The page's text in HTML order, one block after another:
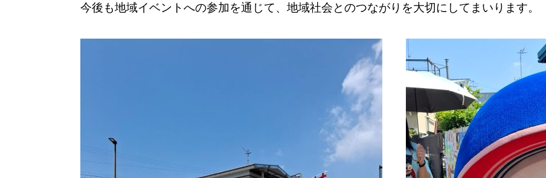
今後も地域イベントへの参加を通じて、地域社会とのつながりを大切にしてまいります。